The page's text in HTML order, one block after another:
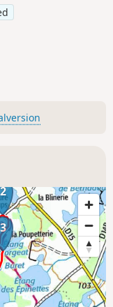
2
3